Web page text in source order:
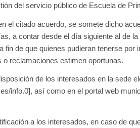
del servicio público de Escuela de
el citado acuerdo, se somete dicho
a contar desde el día siguiente al de
fin de que quienes pudieran tenerse
reclamaciones estimen oportunas.
de los interesados en la sede
info.0], así como en el portal web
a los interesados, en caso de